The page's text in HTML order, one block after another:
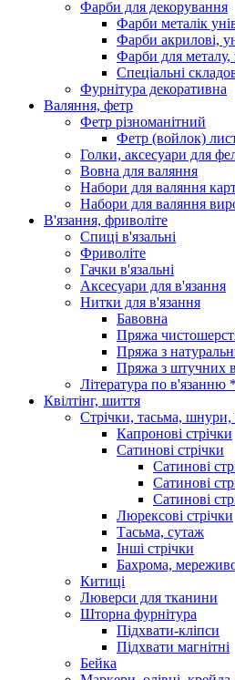
Фарби для декорування
Фарби металік
Фарби акрилові,
Фарби для металу,
Спеціальні
Фурнітура декоративна
Валяння, фетр
Фетр різноманітний
Фетр (войлок)
Голки, аксесуари для
Вовна для валяння
Набори для валяння
Набори для валяння
В'язання, фриволіте
Спиці в'язальні
Фриволіте
Гачки в'язальні
Аксесуари для в'язання
Нитки для в'язання
Бавовна
Пряжа
Пряжа з
Пряжа з штучних
Література по в'язанню *
Квілтінг, шиття
Стрічки, тасьма, шнури,
Капронові стрічки
Сатинові стрічки
Сатинові
Сатинові
Сатинові
Люрексові стрічки
Тасьма, сутаж
Інші стрічки
Бахрома,
Китиці
Люверси для тканини
Шторна фурнітура
Підхвати-кліпси
Підхвати магнітні
Бейка